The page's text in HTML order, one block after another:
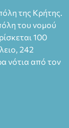
της Κρήτης.
του νομού
100
242
νότια από τον